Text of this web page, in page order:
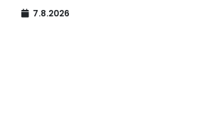
7.8.2026